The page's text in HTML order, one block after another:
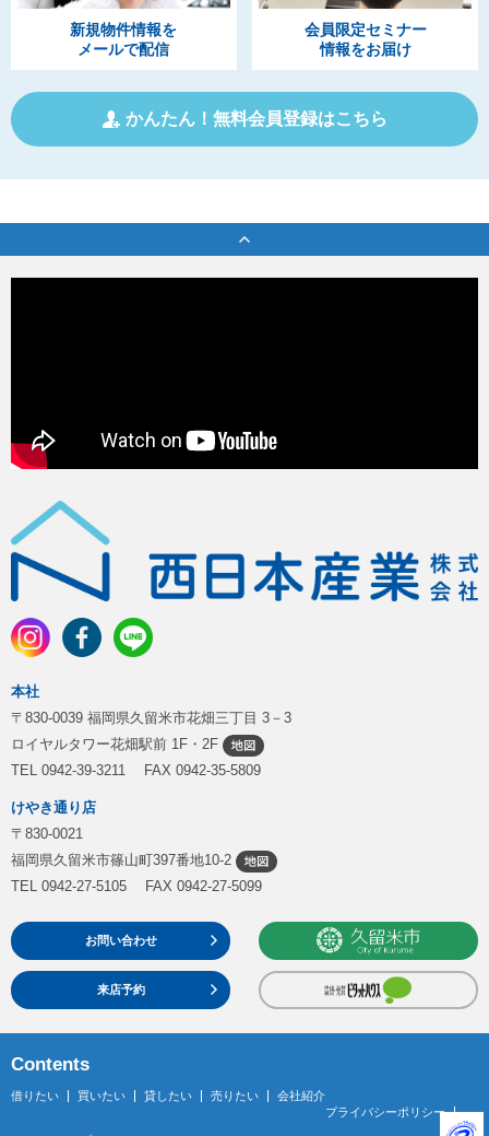
新規物件情報を
メールで配信
会員限定セミナー
情報をお届け
かんたん！無料会員登録はこちら
本社
〒830-0039 福岡県久留米市花畑三丁目 3－3
ロイヤルタワー花畑駅前 1F・2F
TEL 0942-39-3211 FAX 0942-35-5809
けやき通り店
〒830-0021
福岡県久留米市篠山町397番地10-2
TEL 0942-27-5105 FAX 0942-27-5099
お問い合わせ
来店予約
Contents
借りたい 買いたい 貸したい 売りたい
会社紹介
プライバシーポリシー